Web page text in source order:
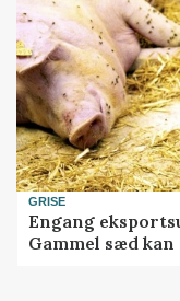
GRISE
Engang
Gammel sæd